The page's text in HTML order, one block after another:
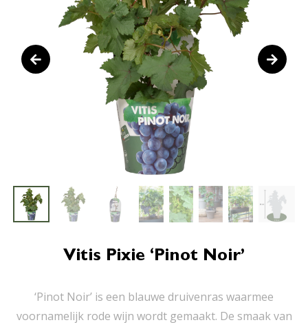
Vitis Pixie ‘Pinot Noir’
‘Pinot Noir’ is een blauwe druivenras waarmee
voornamelijk rode wijn wordt gemaakt. De smaak van